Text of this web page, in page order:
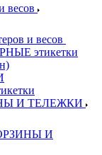
весов
и весов
этикетки
И ТЕЛЕЖКИ
И